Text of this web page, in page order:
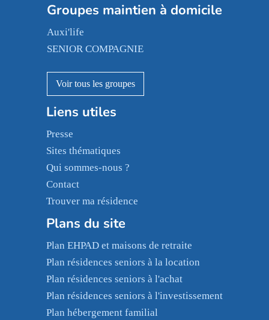
Occitalia
Appartseniors
Villa beausoleil
Stella management
Sérénys
Résidences services Villa Médicis
Groupe SOS
Résidalya
Groupes maintien à domicile
Auxi'life
SENIOR COMPAGNIE
Liens utiles
Presse
Sites thématiques
Qui sommes-nous ?
Contact
Trouver ma résidence
Plans du site
Plan EHPAD et maisons de retraite
Plan résidences seniors à la location
Plan résidences seniors à l'achat
Plan résidences seniors à l'investissement
Plan hébergement familial